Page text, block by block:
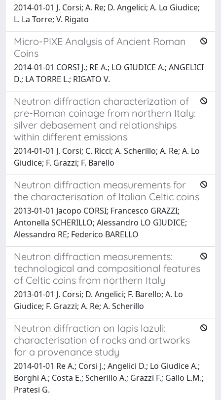
2014-01-01 J. Corsi; A. Re; D. Angelici; A. Lo Giudice;
L. La Torre; V. Rigato
Micro-PIXE Analysis of Ancient Roman
Coins
2014-01-01 CORSI J.; RE A.; LO GIUDICE A.; ANGELICI
D.; LA TORRE L.; RIGATO V.
Neutron diffraction characterization of
pre-Roman coinage from northern Italy:
silver debasement and relationships
within different emissions
2014-01-01 J. Corsi; C. Ricci; A. Scherillo; A. Re; A. Lo
Giudice; F. Grazzi; F. Barello
Neutron diffraction measurements for
the characterisation of Italian Celtic coins
2013-01-01 Jacopo CORSI; Francesco GRAZZI;
Antonella SCHERILLO; Alessandro LO GIUDICE;
Alessandro RE; Federico BARELLO
Neutron diffraction measurements:
technological and compositional features
of Celtic coins from northern Italy
2013-01-01 J. Corsi; D. Angelici; F. Barello; A. Lo
Giudice; F. Grazzi; A. Re; A. Scherillo
Neutron diffraction on lapis lazuli:
characterisation of rocks and artworks
for a provenance study
2014-01-01 Re A.; Corsi J.; Angelici D.; Lo Giudice A.;
Borghi A.; Costa E.; Scherillo A.; Grazzi F.; Gallo L.M.;
Pratesi G.